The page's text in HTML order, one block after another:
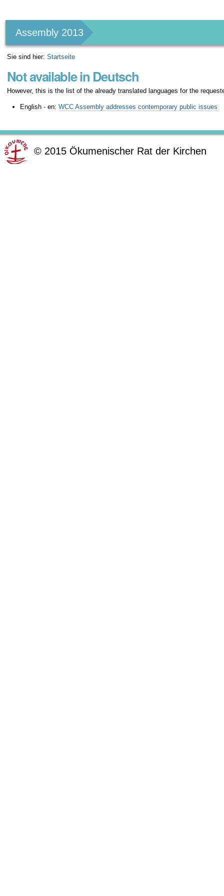
Werkzeuge
Assembly 2013
Sie sind hier: Startseite
Not available in Deutsch
However, this is the list of the already translated languages for the
English - en: WCC Assembly addresses contemporary public issues
© 2015 Ökumenischer Rat der Kirchen